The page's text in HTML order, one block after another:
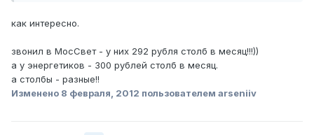
как интересно.
звонил в МосСвет - у них 292 рубля столб в месяц!!!))
а у энергетиков - 300 рублей столб в месяц.
а столбы - разные!!
Изменено 8 февраля, 2012 пользователем arseniiv